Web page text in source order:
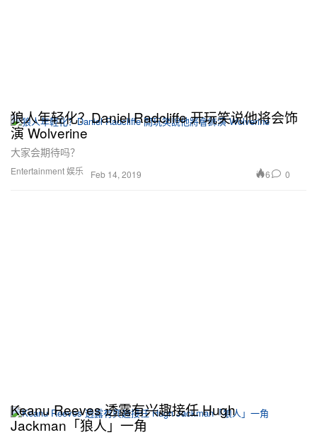
Entertainment 娱乐
狼人年轻化？Daniel Radcliffe 开玩笑说他将会饰
演 Wolverine
大家会期待吗？
Feb 14, 2019 6 0
Keanu Reeves 透露有兴趣接任 Hugh
Jackman「狼人」一角